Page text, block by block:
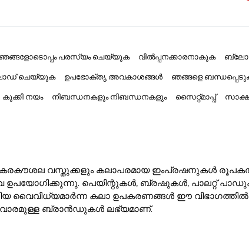
ഞങ്ങളോടൊപ്പം പരസ്യം ചെയ്യുക വിൽപ്പനക്കാരനാകുക
ചെയ്യുക ഉപഭോക്തൃ അവകാശങ്ങൾ ഞങ്ങളെ
കുക്കി നയം നിബന്ധനകളും നിബന്ധനകളും സൈറ്റ്മാപ്പ്
കരകൗശല വസ്തുക്കളും കലാപരമായ ഇംപ്രഷനുകൾ
ഉപയോഗിക്കുന്നു. പെയിന്റുകൾ, ബ്രഷുകൾ, പാലറ്റ്
വൈവിധ്യമാർന്ന കലാ ഉപകരണങ്ങൾ ഈ
ബ്രാൻഡുകൾ ലഭ്യമാണ്.